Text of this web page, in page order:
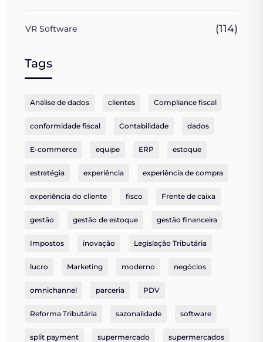
VR Software (114)
Tags
Análise de dados clientes Compliance fiscal
conformidade fiscal Contabilidade dados
E-commerce equipe ERP estoque
estratégia experiência experiência de compra
experiência do cliente fisco Frente de caixa
gestão gestão de estoque gestão financeira
Impostos inovação Legislação Tributária
lucro Marketing moderno negócios
omnichannel parceria PDV
Reforma Tributária sazonalidade software
split payment supermercado supermercados